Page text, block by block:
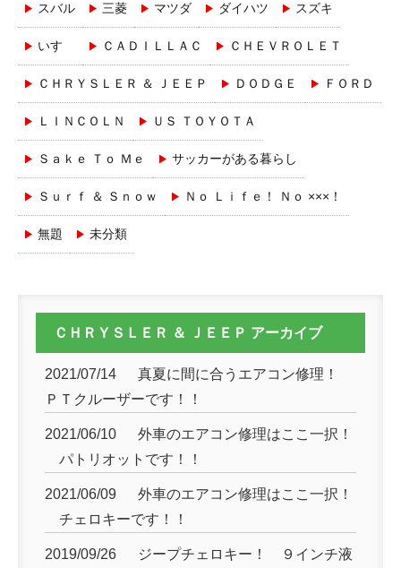
スバル 三菱 マツダ ダイハツ スズキ
いすゞ ＣＡＤＩＬＬＡＣ ＣＨＥＶＲＯＬＥＴ
ＣＨＲＹＳＬＥＲ ＆ ＪＥＥＰ ＤＯＤＧＥ ＦＯＲＤ
ＬＩＮＣＯＬＮ ＵＳ ＴＯＹＯＴＡ
Ｓａｋｅ Ｔｏ Ｍｅ サッカーがある暮らし
Ｓｕｒｆ ＆ Ｓｎｏｗ Ｎｏ Ｌｉｆｅ！ Ｎｏ ×××！
無題 未分類
ＣＨＲＹＳＬＥＲ ＆ ＪＥＥＰ アーカイブ
2021/07/14
真夏に間に合うエアコン修理！
ＰＴクルーザーです！！
2021/06/10
外車のエアコン修理はここ一択！
パトリオットです！！
2021/06/09
外車のエアコン修理はここ一択！
チェロキーです！！
2019/09/26 ジープチェロキー！ ９インチ液